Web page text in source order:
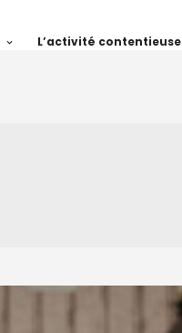
L’activité contentieuse